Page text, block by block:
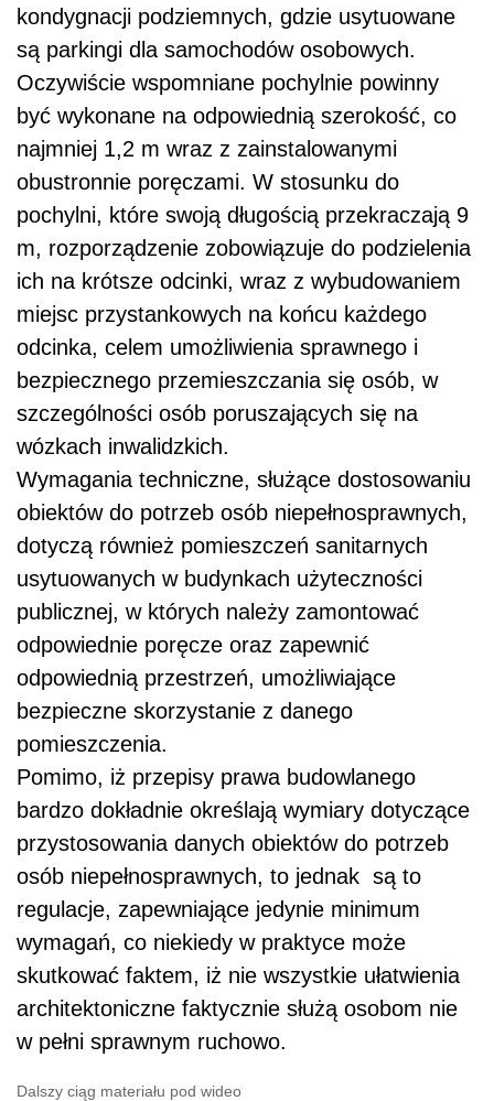
kondygnacji podziemnych, gdzie usytuowane
są parkingi dla samochodów osobowych.
Oczywiście wspomniane pochylnie powinny
być wykonane na odpowiednią szerokość, co
najmniej 1,2 m wraz z zainstalowanymi
obustronnie poręczami. W stosunku do
pochylni, które swoją długością przekraczają 9
m, rozporządzenie zobowiązuje do podzielenia
ich na krótsze odcinki, wraz z wybudowaniem
miejsc przystankowych na końcu każdego
odcinka, celem umożliwienia sprawnego i
bezpiecznego przemieszczania się osób, w
szczególności osób poruszających się na
wózkach inwalidzkich.
Wymagania techniczne, służące dostosowaniu
obiektów do potrzeb osób niepełnosprawnych,
dotyczą również pomieszczeń sanitarnych
usytuowanych w budynkach użyteczności
publicznej, w których należy zamontować
odpowiednie poręcze oraz zapewnić
odpowiednią przestrzeń, umożliwiające
bezpieczne skorzystanie z danego
pomieszczenia.
Pomimo, iż przepisy prawa budowlanego
bardzo dokładnie określają wymiary dotyczące
przystosowania danych obiektów do potrzeb
osób niepełnosprawnych, to jednak są to
regulacje, zapewniające jedynie minimum
wymagań, co niekiedy w praktyce może
skutkować faktem, iż nie wszystkie ułatwienia
architektoniczne faktycznie służą osobom nie
w pełni sprawnym ruchowo.
Dalszy ciąg materiału pod wideo